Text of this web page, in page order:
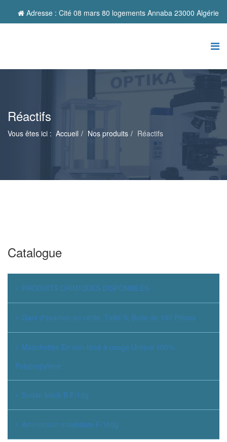
Adresse : Cité 08 mars 80 logements Annaba 23000 Algérie
Réactifs
Vous êtes ici : Accueil Nos produits Réactifs
Catalogue
PRODUITS CHIMIQUES DISPONIBLES
Gant d'examen en nitrile, Taille S, Boite de 100 Piéces
Manchettes En non-tissé à usage Unique 100%
Polypropyléne
Sudan black B F/10g
Ammonium molybdate F/100g